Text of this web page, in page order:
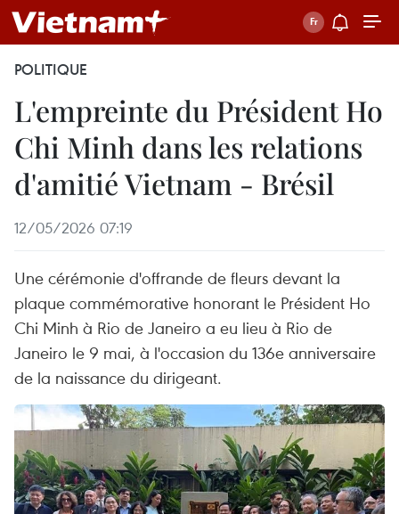
POLITIQUE
L'empreinte du Président Ho
Chi Minh dans les relations
d'amitié Vietnam - Brésil
12/05/2026 07:19
Une cérémonie d'offrande de fleurs devant la
plaque commémorative honorant le Président Ho
Chi Minh à Rio de Janeiro a eu lieu à Rio de
Janeiro le 9 mai, à l'occasion du 136e anniversaire
de la naissance du dirigeant.